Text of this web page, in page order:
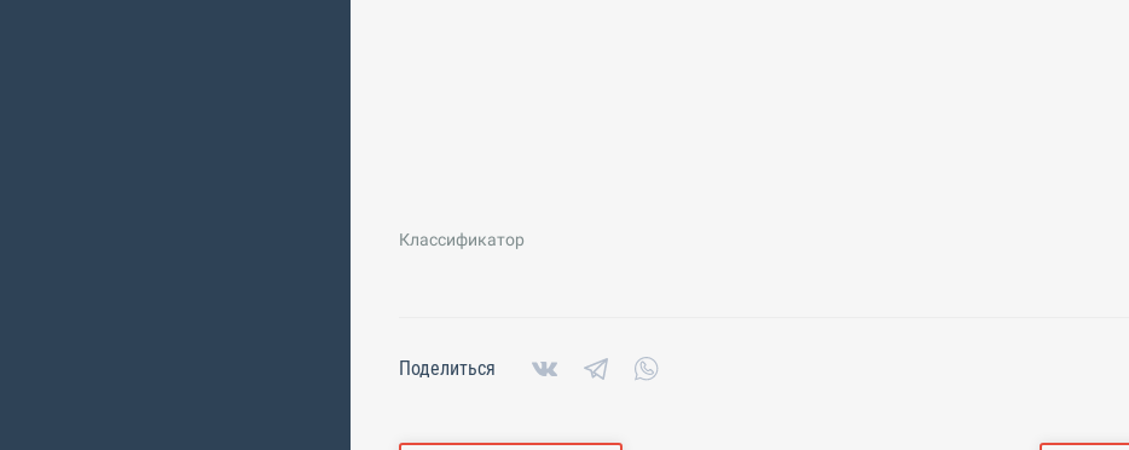
Классификатор
Поделиться